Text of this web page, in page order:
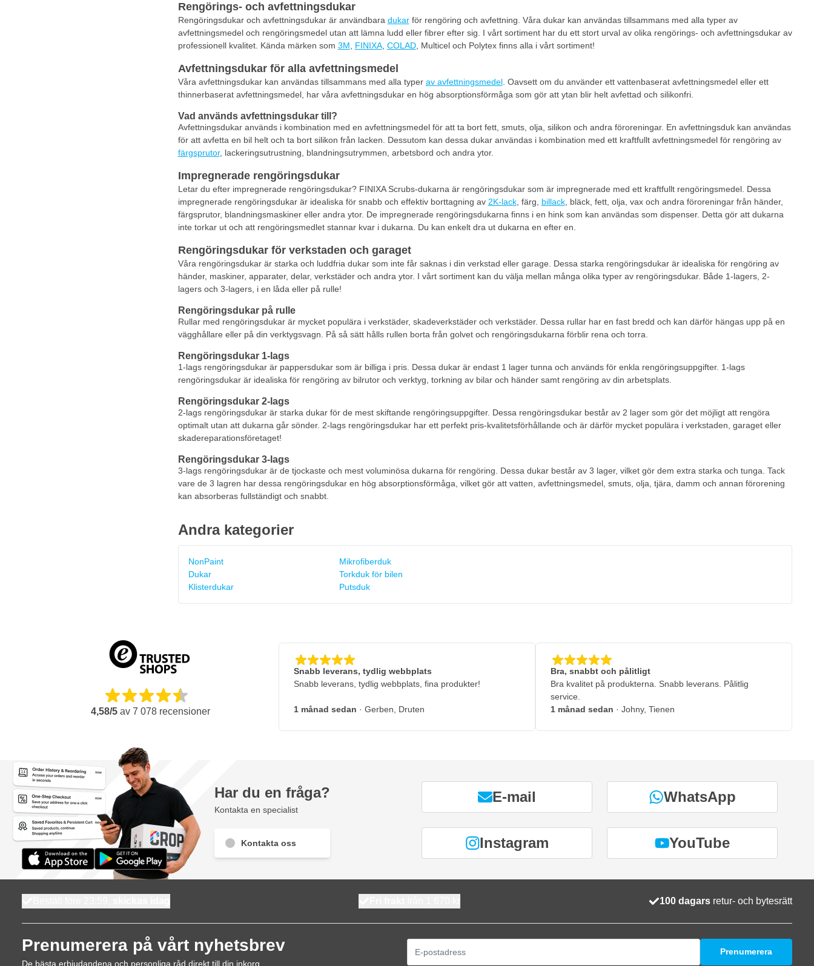
Rengörings- och avfettningsdukar
Rengöringsdukar och avfettningsdukar är användbara dukarför rengöring och avfettning. Våra dukar kan användas tillsammans med alla typer av
avfettningsmedel och rengöringsmedel utan att lämna ludd eller fibrer efter sig. I vårt sortiment har du ett stort urval av olika rengörings- och avfettningsdukar av
professionell kvalitet. Kända märken som 3M FINIXA, COLAD, Multicel och Polytex finns alla i vårt sortiment!
Avfettningsdukar för alla avfettningsmedel
Våra avfettningsdukar kan användas tillsammans med alla typer av avfettningsmedel. Oavsett om du använder ett vattenbaserat avfettningsmedel eller ett
thinnerbaserat avfettningsmedel, har våra avfettningsdukar en hög absorptionsförmåga som gör att ytan blir helt avfettad och silikonfri.
Vad används avfettningsdukar till?
Avfettningsdukar används i kombination med en avfettningsmedel för att ta bort fett, smuts, olja, silikon och andra föroreningar. En avfettningsduk kan användas
för att avfetta en bil helt och ta bort silikon från lacken. Dessutom kan dessa dukar användas i kombination med ett kraftfullt avfettningsmedel för rengöring av
färgsprutor, lackeringsutrustning, blandningsutrymmen, arbetsbord och andra ytor.
Impregnerade rengöringsdukar
Letar du efter impregnerade rengöringsdukar? FINIXA Scrubs-dukarna är rengöringsdukar som är impregnerade med ett kraftfullt rengöringsmedel. Dessa
impregnerade rengöringsdukar är idealiska för snabb och effektiv borttagning av 2K-lack, färg, billack, bläck, fett, olja, vax och andra föroreningar från händer,
färgsprutor, blandningsmaskiner eller andra ytor. De impregnerade rengöringsdukarna finns i en hink som kan användas som dispenser. Detta gör att dukarna
inte torkar ut och att rengöringsmedlet stannar kvar i dukarna. Du kan enkelt dra ut dukarna en efter en.
Rengöringsdukar för verkstaden och garaget
Våra rengöringsdukar är starka och luddfria dukar som inte får saknas i din verkstad eller garage. Dessa starka rengöringsdukar är idealiska för rengöring av
händer, maskiner, apparater, delar, verkstäder och andra ytor. I vårt sortiment kan du välja mellan många olika typer av rengöringsdukar. Både 1-lagers, 2-
lagers och 3-lagers, i en låda eller på rulle!
Rengöringsdukar på rulle
Rullar med rengöringsdukar är mycket populära i verkstäder, skadeverkstäder och verkstäder. Dessa rullar har en fast bredd och kan därför hängas upp på en
vägghållare eller på din verktygsvagn. På så sätt hålls rullen borta från golvet och rengöringsdukarna förblir rena och torra.
Rengöringsdukar 1-lags
1-lags rengöringsdukar är pappersdukar som är billiga i pris. Dessa dukar är endast 1 lager tunna och används för enkla rengöringsuppgifter. 1-lags
rengöringsdukar är idealiska för rengöring av bilrutor och verktyg, torkning av bilar och händer samt rengöring av din arbetsplats.
Rengöringsdukar 2-lags
2-lags rengöringsdukar är starka dukar för de mest skiftande rengöringsuppgifter. Dessa rengöringsdukar består av 2 lager som gör det möjligt att rengöra
optimalt utan att dukarna går sönder. 2-lags rengöringsdukar har ett perfekt pris-kvalitetsförhållande och är därför mycket populära i verkstaden, garaget eller
skadereparationsföretaget!
Rengöringsdukar 3-lags
3-lags rengöringsdukar är de tjockaste och mest voluminösa dukarna för rengöring. Dessa dukar består av 3 lager, vilket gör dem extra starka och tunga. Tack
vare de 3 lagren har dessa rengöringsdukar en hög absorptionsförmåga, vilket gör att vatten, avfettningsmedel, smuts, olja, tjära, damm och annan förorening
kan absorberas fullständigt och snabbt.
Andra kategorier
NonPaint
Dukar
Klisterdukar
Mikrofiberduk
Torkduk för bilen
Putsduk
4,58/5av 7 078recensioner
Snabb leverans, tydlig webbplats
Snabb leverans, tydlig webbplats, fina produkter!
1 månad sedan · Gerben, Druten
Bra, snabbt och pålitligt
Bra kvalitet på produkterna. Snabb leverans. Pålitlig
service.
1 månad sedan · Johny, Tienen
Har du en fråga?
Kontakta en specialist
Kontakta oss
E-mail WhatsApp
Instagram YouTube
100 dagars retur- och bytesrätt
Prenumerera på vårt nyhetsbrev
De bästa erbjudandena och personliga råd direkt till din inkorg.
Prenumerera